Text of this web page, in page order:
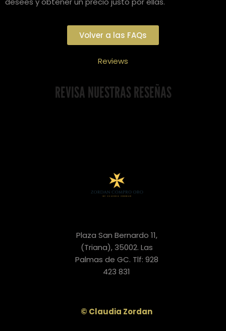
Volver a las FAQs
Reviews
REVISA NUESTRAS RESEÑAS
Plaza San Bernardo 11,
(Triana), 35002. Las
Palmas de GC. Tlf: 928
423 831
© Claudia Zordan